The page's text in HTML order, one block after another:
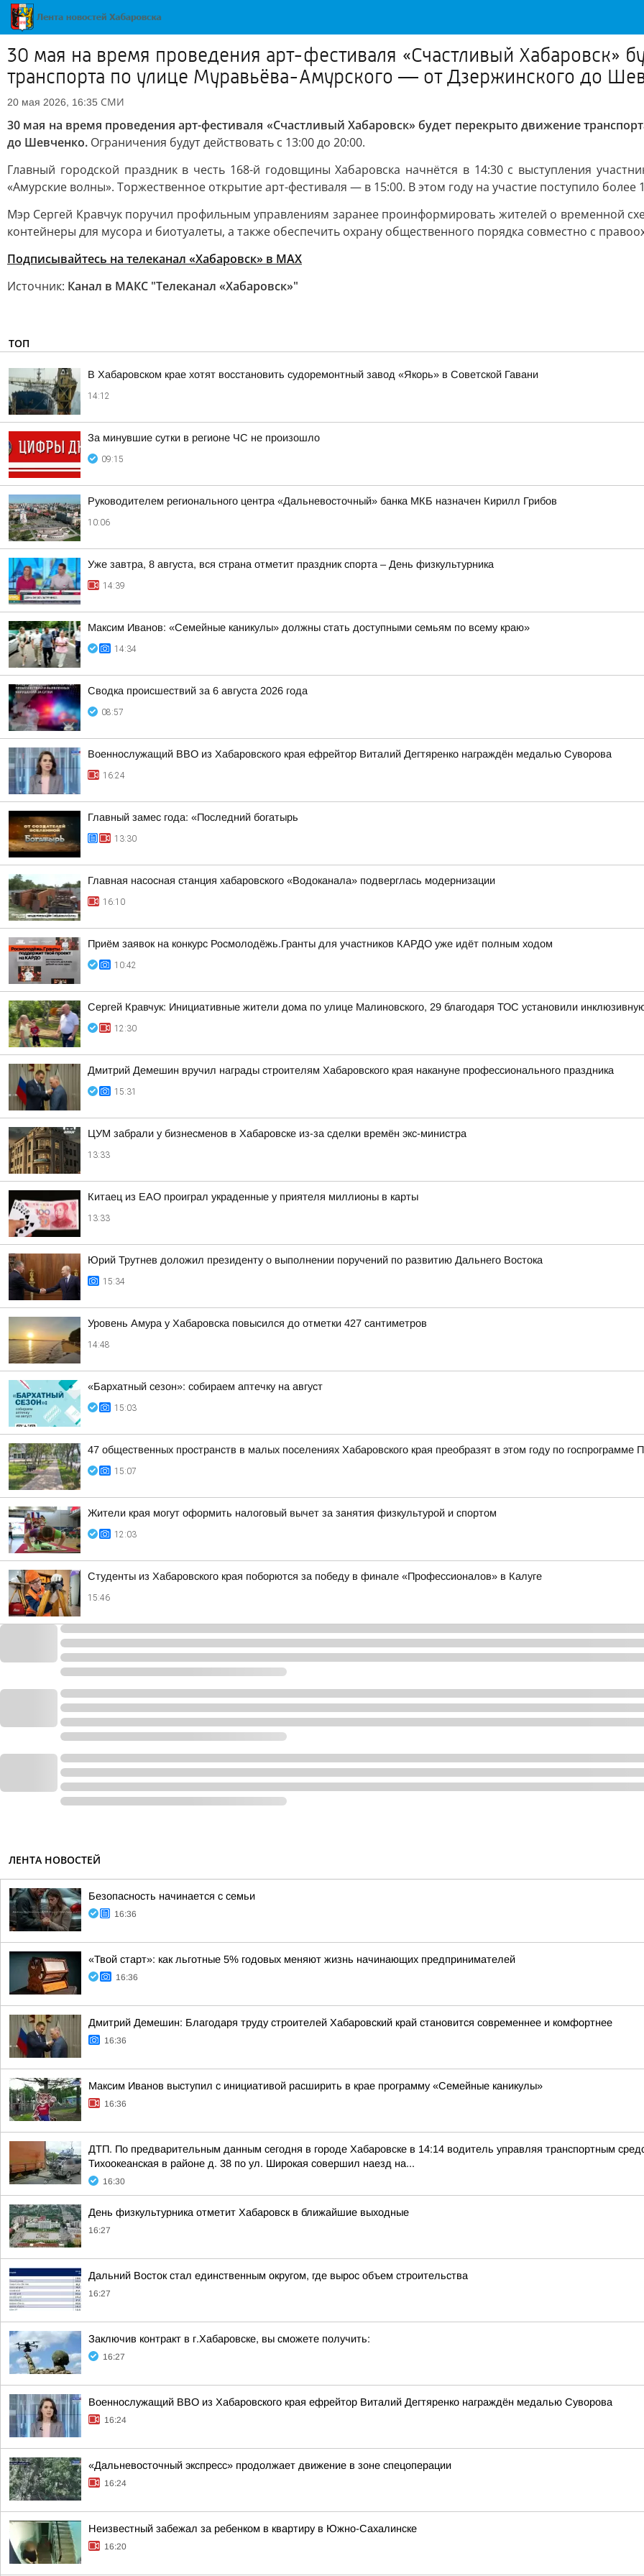
30 мая на время проведения арт-фестиваля «Счастливый Хабаровск»
транспорта по улице Муравьёва-Амурского — от Дзержинского до
20 мая 2026, 16:35 СМИ
30 мая на время проведения арт-фестиваля «Счастливый Хабаровск» будет перекрыто движение
до Шевченко. Ограничения будут действовать с 13:00 до 20:00.
Главный городской праздник в честь 168-й годовщины Хабаровска начнётся в 14:30 с выступления
«Амурские волны». Торжественное открытие арт-фестиваля — в 15:00. В этом году на участие поступило более
Мэр Сергей Кравчук поручил профильным управлениям заранее проинформировать жителей о временной
контейнеры для мусора и биотуалеты, а также обеспечить охрану общественного порядка совместно с
Подписывайтесь на телеканал «Хабаровск» в MAX
Источник: Канал в МАКС "Телеканал «Хабаровск»"
ТОП
В Хабаровском крае хотят восстановить судоремонтный завод «Якорь» в Советской Гавани
14:12
За минувшие сутки в регионе ЧС не произошло
09:15
Руководителем регионального центра «Дальневосточный» банка МКБ назначен Кирилл Грибов
10:06
Уже завтра, 8 августа, вся страна отметит праздник спорта – День физкультурника
14:39
Максим Иванов: «Семейные каникулы» должны стать доступными семьям по всему краю»
14:34
Сводка происшествий за 6 августа 2026 года
08:57
Военнослужащий ВВО из Хабаровского края ефрейтор Виталий Дегтяренко награждён медалью Суворова
16:24
Главный замес года: «Последний богатырь
13:30
Главная насосная станция хабаровского «Водоканала» подверглась модернизации
16:10
Приём заявок на конкурс Росмолодёжь.Гранты для участников КАРДО уже идёт полным ходом
10:42
Сергей Кравчук: Инициативные жители дома по улице Малиновского, 29 благодаря ТОС установили
12:30
Дмитрий Демешин вручил награды строителям Хабаровского края накануне профессионального праздника
15:31
ЦУМ забрали у бизнесменов в Хабаровске из-за сделки времён экс-министра
13:33
Китаец из ЕАО проиграл украденные у приятеля миллионы в карты
13:33
Юрий Трутнев доложил президенту о выполнении поручений по развитию Дальнего Востока
15:34
Уровень Амура у Хабаровска повысился до отметки 427 сантиметров
14:48
«Бархатный сезон»: собираем аптечку на август
15:03
47 общественных пространств в малых поселениях Хабаровского края преобразят в этом году по госпрограмме
15:07
Жители края могут оформить налоговый вычет за занятия физкультурой и спортом
12:03
Студенты из Хабаровского края поборются за победу в финале «Профессионалов» в Калуге
15:46
ЛЕНТА НОВОСТЕЙ
Безопасность начинается с семьи
16:36
«Твой старт»: как льготные 5% годовых меняют жизнь начинающих предпринимателей
16:36
Дмитрий Демешин: Благодаря труду строителей Хабаровский край становится современнее и комфортнее
16:36
Максим Иванов выступил с инициативой расширить в крае программу «Семейные каникулы»
16:36
ДТП. По предварительным данным сегодня в городе Хабаровске в 14:14 водитель управляя транспортным
Тихоокеанская в районе д. 38 по ул. Широкая совершил наезд на...
16:30
День физкультурника отметит Хабаровск в ближайшие выходные
16:27
Дальний Восток стал единственным округом, где вырос объем строительства
16:27
Заключив контракт в г.Хабаровске, вы сможете получить:
16:27
Военнослужащий ВВО из Хабаровского края ефрейтор Виталий Дегтяренко награждён медалью Суворова
16:24
«Дальневосточный экспресс» продолжает движение в зоне спецоперации
16:24
Неизвестный забежал за ребенком в квартиру в Южно-Сахалинске
16:20